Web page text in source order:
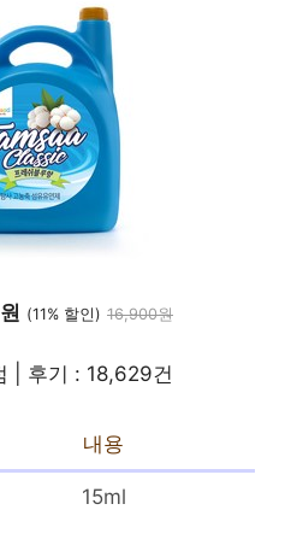
(11% 할인) 16,900원
| 후기 : 18,629건
내용
15ml